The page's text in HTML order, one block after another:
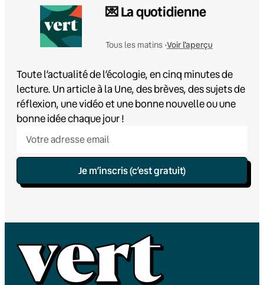
💌 La quotidienne
Tous les matins •Voir l'aperçu
Toute l’actualité de l’écologie, en cinq minutes de
lecture. Un article à la Une, des brèves, des sujets de
réflexion, une vidéo et une bonne nouvelle ou une
bonne idée chaque jour !
Je m’inscris (c’est gratuit)